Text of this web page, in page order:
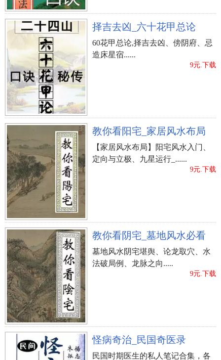
择吉去凶_六十花甲总论
60花甲总论,择吉去凶、傍阴府、忌
造床星宿......
9元.下载
教你看阳宅_家居风水布局
【家居风水布局】阳宅风水入门、
定向与立极、九星运行_......
9元.下载
教你看阴宅_墓地风水必看
墓地风水阴宅堪舆、论龙取穴、水
法破局例、龙脉之向.....
9元.下载
怪病奇治_民国奇医录
民国时期医生的私人笔记合集，各